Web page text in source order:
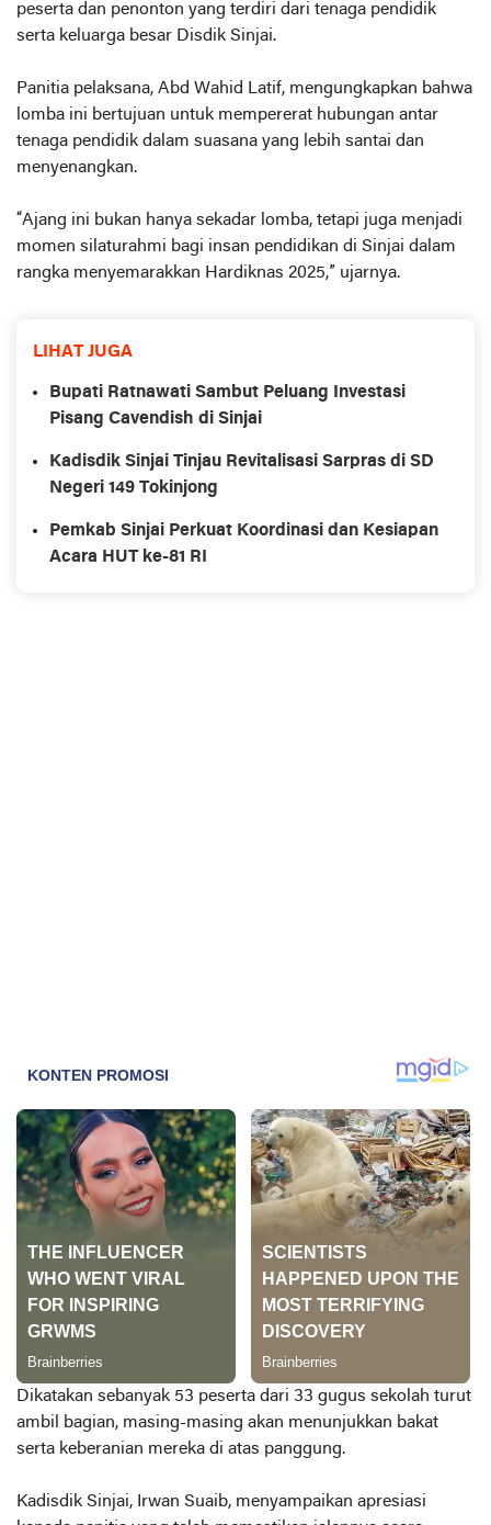
peserta dan penonton yang terdiri dari tenaga pendidik
serta keluarga besar Disdik Sinjai.
Panitia pelaksana, Abd Wahid Latif, mengungkapkan bahwa
lomba ini bertujuan untuk mempererat hubungan antar
tenaga pendidik dalam suasana yang lebih santai dan
menyenangkan.
“Ajang ini bukan hanya sekadar lomba, tetapi juga menjadi
momen silaturahmi bagi insan pendidikan di Sinjai dalam
rangka menyemarakkan Hardiknas 2025,” ujarnya.
LIHAT JUGA
Bupati Ratnawati Sambut Peluang Investasi
Pisang Cavendish di Sinjai
Kadisdik Sinjai Tinjau Revitalisasi Sarpras di SD
Negeri 149 Tokinjong
Pemkab Sinjai Perkuat Koordinasi dan Kesiapan
Acara HUT ke-81 RI
Dikatakan sebanyak 53 peserta dari 33 gugus sekolah turut
ambil bagian, masing-masing akan menunjukkan bakat
serta keberanian mereka di atas panggung.
Kadisdik Sinjai, Irwan Suaib, menyampaikan apresiasi